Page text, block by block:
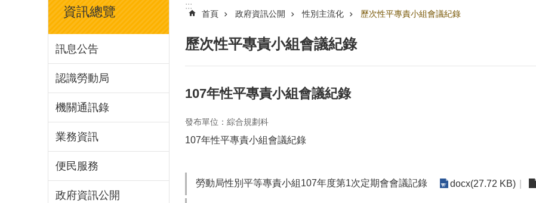
資訊總覽
訊息公告
認識勞動局
機關通訊錄
業務資訊
便民服務
政府資訊公開
:::
首頁 政府資訊公開 性別主流化 歷次性平專責小組會議紀錄
歷次性平專責小組會議紀錄
107年性平專責小組會議紀錄
發布單位：綜合規劃科
107年性平專責小組會議紀錄
勞動局性別平等專責小組107年度第1次定期會會議記錄 docx(27.72 KB)